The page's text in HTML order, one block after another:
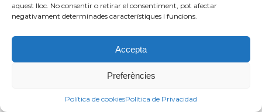
aquest lloc. No consentir o retirar el consentiment, pot afectar
negativament determinades característiques i funcions.
Accepta
Preferències
Política de cookiesPolítica de Privacidad
Unió de comerciants Som Sant
Xarxa de Comerç Divers de